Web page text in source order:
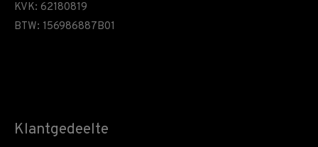
KVK: 62180819
BTW: 156986887B01
Klantgedeelte